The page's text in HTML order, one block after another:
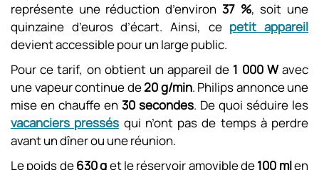
représente une réduction d’environ 37 %, soit une
quinzaine d’euros d’écart. Ainsi, ce petit appareil
devient accessible pour un large public.
Pour ce tarif, on obtient un appareil de 1 000 Wavec
une vapeur continue de20 g/min. Philips annonce une
mise en chauffe en 30 secondes. De quoi séduire les
vacanciers pressés qui n’ont pas de temps à perdre
avant un dîner ou une réunion.
Le poids de630 get le réservoir amovible de100 mlen